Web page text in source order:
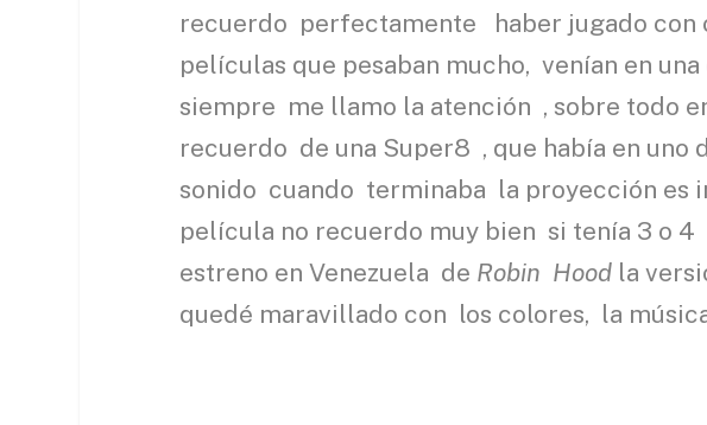
recuerdo perfectamente haber jugado
películas que pesaban mucho, venían en
siempre me llamo la atención , sobre todo
recuerdo de una Super8 , que había en uno
sonido cuando terminaba la proyección es
película no recuerdo muy bien si tenía 3 o
estreno en Venezuela de Robin Hood la
quedé maravillado con los colores, la